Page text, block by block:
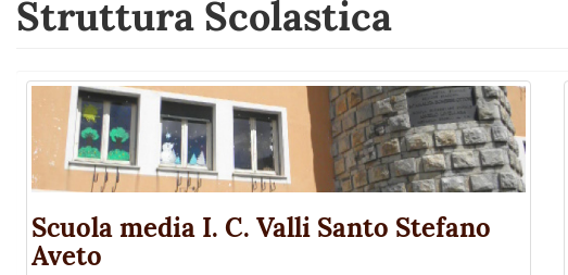
Struttura Scolastica
Scuola media I. C. Valli Santo Stefano
Aveto